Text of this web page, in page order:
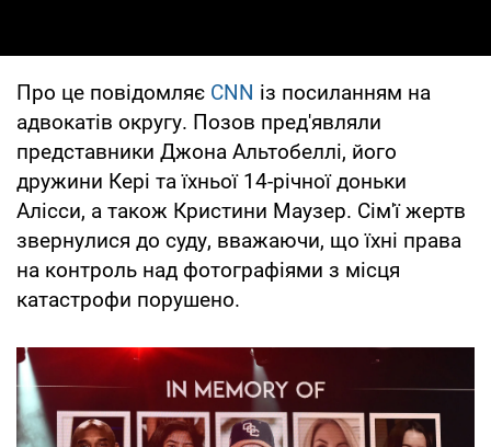
Про це повідомляє CNN із посиланням на
адвокатів округу. Позов пред'являли
представники Джона Альтобеллі, його
дружини Кері та їхньої 14-річної доньки
Алісси, а також Кристини Маузер. Сім'ї жертв
звернулися до суду, вважаючи, що їхні права
на контроль над фотографіями з місця
катастрофи порушено.